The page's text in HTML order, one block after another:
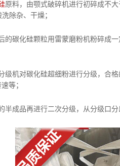
原料，由颚式破碎机进行初碎成不大
除杂、干燥；
粒用雷蒙磨粉机粉碎成一
超细粉进行分级，合格的被带
等；
二次分级，从分级口分出粒